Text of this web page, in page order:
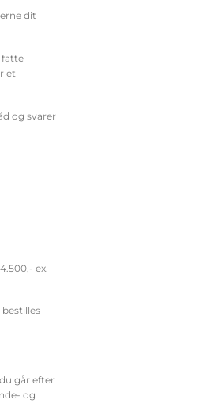
dit
fatte
et
og svarer
ex.
går efter
og